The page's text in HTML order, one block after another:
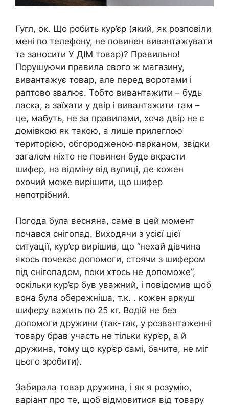
Гугл, ок. Що робить кур’єр (який, як розповіли
мені по телефону, не повинен вивантажувати
та заносити У ДІМ товар)? Правильно!
Порушуючи правила свого ж магазину,
вивантажує товар, але перед воротами і
раптово звалює. Тобто вивантажити – будь
ласка, а заїхати у двір і вивантажити там –
це, мабуть, не за правилами, хоча двір не є
домівкою як такою, а лише прилеглою
територією, обгородженою парканом, звідки
загалом ніхто не повинен буде вкрасти
шифер, на відміну від вулиці, де кожен
охочий може вирішити, що шифер
непотрібний.
Погода була весняна, саме в цей момент
почався снігопад. Виходячи з усієї цієї
ситуації, кур’єр вирішив, що “нехай дівчина
якось почекає допомоги, стоячи з шифером
під снігопадом, поки хтось не допоможе”,
оскільки кур’єр був уважний, і повідомив щоб
вона була обережніша, т.к. . кожен аркуш
шиферу важить по 25 кг. Водій не без
допомоги дружини (так-так, у розвантаженні
товару брав участь не тільки кур’єр, а й
дружина, тому що кур’єр самі, бачите, не міг
цього зробити).
Забирала товар дружина, і як я розумію,
варіант про те, щоб відмовитися від товару